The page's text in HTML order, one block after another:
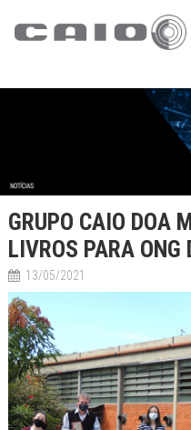
GRUPO CAIO DOA
LIVROS PARA ONG
13/05/2021